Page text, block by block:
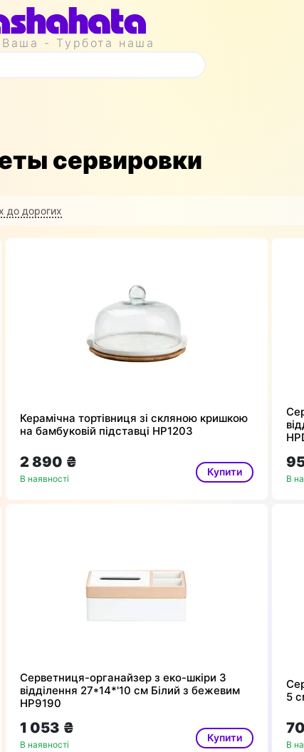
Ваша - Турбота наша
сервировки
до дорогих
Керамічна тортівниця зі скляною кришкою
на бамбуковій підставці HP1203
2 890 ₴
В наявності
Купити
В
Серветниця-органайзер з еко-шкіри 3
відділення 27*14*'10 см Білий з бежевим
HP9190
1 053 ₴
В наявності
Купити
5
В